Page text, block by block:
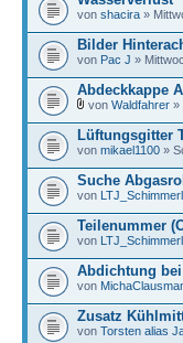
von shacira »
Bilder
von Pac J »
Abdeckkappe
von Waldfahrer »
Lüftungsgitter
von mikael1100 »
Suche
von
Teilenummer
von
Abdichtung
von
Zusatz
von Torsten alias